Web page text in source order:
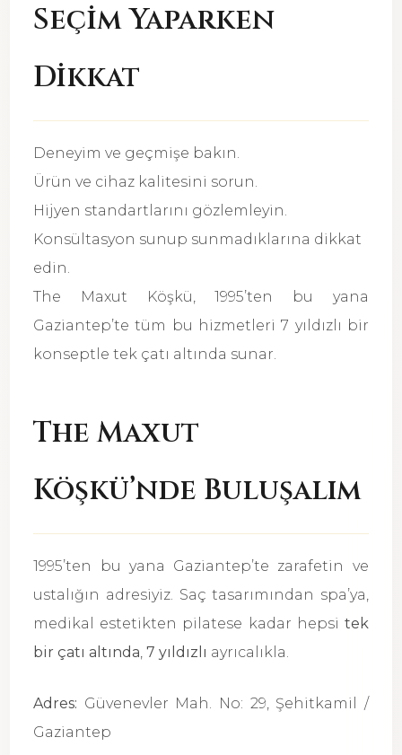
Seçim Yaparken
Dikkat
Deneyim ve geçmişe bakın.
Ürün ve cihaz kalitesini sorun.
Hijyen standartlarını gözlemleyin.
Konsültasyon sunup sunmadıklarına dikkat
edin.
The Maxut Köşkü, 1995’ten bu yana
Gaziantep’te tüm bu hizmetleri 7 yıldızlı bir
konseptle tek çatı altında sunar.
The Maxut
Köşkü’nde Buluşalım
1995’ten bu yana Gaziantep’te zarafetin ve
ustalığın adresiyiz. Saç tasarımından spa’ya,
medikal estetikten pilatese kadar hepsi tek
bir çatı altında,7 yıldızlı ayrıcalıkla.
Adres: Güvenevler Mah. No: 29, Şehitkamil /
Gaziantep